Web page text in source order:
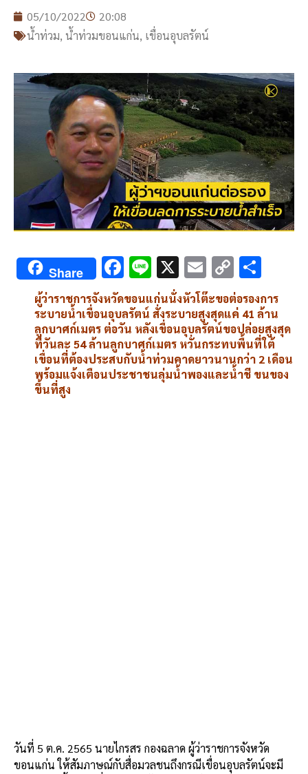
05/10/2022
20:08
น้ำท่วม, น้ำท่วมขอนแก่น, เขื่อนอุบลรัตน์
Share F
ac
e
b
o
o
Li
n
e
X E
m
ai
l
C
o
py
Li
n
k
h
ar
e
ผู้ว่าราชการจังหวัดขอนแก่นนั่งหัวโต๊ะขอต่อรองการ
ระบายน้ำเขื่อนอุบลรัตน์ สั่งระบายสูงสุดแค่ 41 ล้าน
ลูกบาศก์เมตร ต่อวัน หลังเขื่อนอุบลรัตน์ขอปล่อยสูงสุด
ที่วันละ 54 ล้านลูกบาศก์เมตร หวั่นกระทบพื้นที่ใต้
เขื่อนที่ต้องประสบกับน้ำท่วมคาดยาวนานกว่า 2 เดือน
พร้อมแจ้งเตือนประชาชนลุ่มน้ำพองและน้ำชี ขนของ
ขึ้นที่สูง
วันที่ 5 ต.ค. 2565 นายไกรสร กองฉลาด ผู้ว่าราชการจังหวัด
ขอนแก่น ให้สัมภาษณ์กับสื่อมวลชนถึงกรณีเขื่อนอุบลรัตน์จะมี